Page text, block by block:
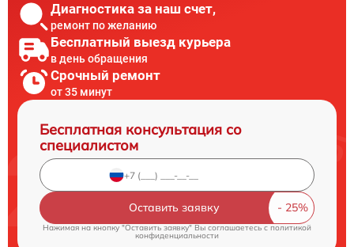
Диагностика за наш счет,
ремонт по желанию
Бесплатный выезд курьера
в день обращения
Срочный ремонт
от 35 минут
Бесплатная консультация со
специалистом
Оставить заявку
Нажимая на кнопку "Оставить заявку" Вы соглашаетесь cполитикой
конфиденциальности